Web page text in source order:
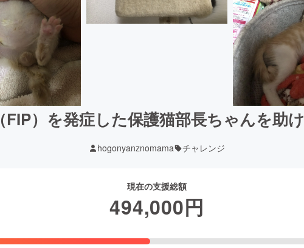
）を発症した保護猫部長ちゃんを助
hogonyanznomama チャレンジ
現在の支援総額
494,000円